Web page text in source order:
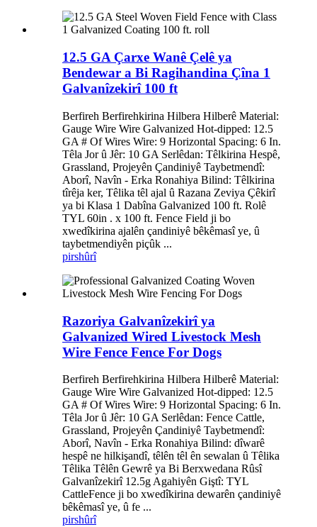
12.5 GA Çarxe Wanê Çelê ya
Bendewar a Bi Ragihandina Çîna 1
Galvanîzekirî 100 ft
Berfireh Berfirehkirina Hilbera Hilberê Material:
Gauge Wire Wire Galvanized Hot-dipped: 12.5
GA # Of Wires Wire: 9 Horizontal Spacing: 6 In.
Têla Jor û Jêr: 10 GA Serlêdan: Têlkirina Hespê,
Grassland, Projeyên Çandiniyê Taybetmendî:
Aborî, Navîn - Erka Ronahiya Bilind: Têlkirina
tîrêja ker, Têlika têl ajal û Razana Zeviya Çêkirî
ya bi Klasa 1 Dabîna Galvanized 100 ft. Rolê
TYL 60in . x 100 ft. Fence Field ji bo
xwedîkirina ajalên çandiniyê bêkêmasî ye, û
taybetmendiyên piçûk ...
pirshûrî
Razoriya Galvanîzekirî ya
Galvanized Wired Livestock Mesh
Wire Fence Fence For Dogs
Berfireh Berfirehkirina Hilbera Hilberê Material:
Gauge Wire Wire Galvanized Hot-dipped: 12.5
GA # Of Wires Wire: 9 Horizontal Spacing: 6 In.
Têla Jor û Jêr: 10 GA Serlêdan: Fence Cattle,
Grassland, Projeyên Çandiniyê Taybetmendî:
Aborî, Navîn - Erka Ronahiya Bilind: dîwarê
hespê ne hilkişandî, têlên têl ên sewalan û Têlika
Têlika Têlên Gewrê ya Bi Berxwedana Rûsî
Galvanîzekirî 12.5g Agahiyên Giştî: TYL
CattleFence ji bo xwedîkirina dewarên çandiniyê
bêkêmasî ye, û fe ...
pirshûrî